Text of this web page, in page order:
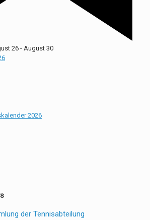
26 - August 30
2026
der Tennisabteilung